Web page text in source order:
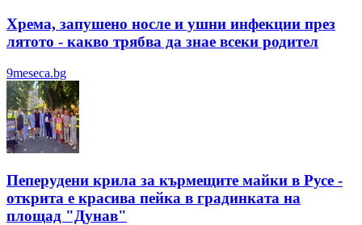
Хрема, запушено носле и ушни инфекции през
лятотo - какво трябва да знае всеки родител
9meseca.bg
Пеперудени крила за кърмещите майки в Русе -
открита е красива пейка в градинката на
площад "Дунав"